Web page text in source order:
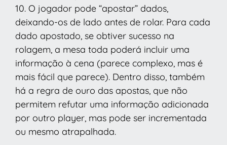
10. O jogador pode “apostar” dados,
deixando-os de lado antes de rolar. Para cada
dado apostado, se obtiver sucesso na
rolagem, a mesa toda poderá incluir uma
informação à cena (parece complexo, mas é
mais fácil que parece). Dentro disso, também
há a regra de ouro das apostas, que não
permitem refutar uma informação adicionada
por outro player, mas pode ser incrementada
ou mesmo atrapalhada.